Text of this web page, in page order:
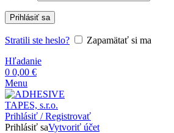
Prihlásiť sa
Stratili ste heslo?
Zapamätať si ma
Hľadanie
0 0,00 €
Menu
Prihlásiť / Registrovať
Prihlásiť saVytvoriť účet